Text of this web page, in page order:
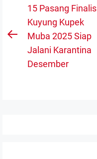
Navigasi
pos
Previous
15 Pasang Finalis
Kuyung Kupek
Muba 2025 Siap
Jalani Karantina
Desember